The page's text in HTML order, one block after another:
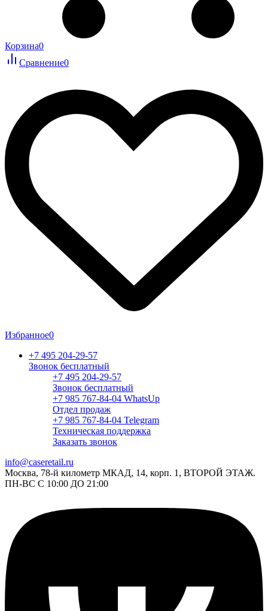
Корзина0
Сравнение0
Избранное0
+7 495 204-29-57
Звонок бесплатный
+7 495 204-29-57
Звонок бесплатный
+7 985 767-84-04 WhatsUp
Отдел продаж
+7 985 767-84-04 Telegram
Техническая поддержка
Заказать звонок
info@caseretail.ru
Москва, 78-й километр МКАД, 14, корп. 1, ВТОРОЙ ЭТАЖ.
ПН-ВС С 10:00 ДО 21:00